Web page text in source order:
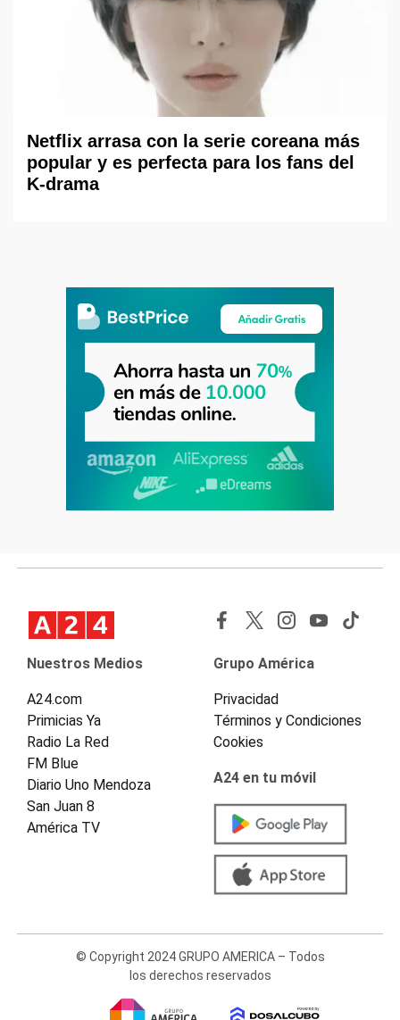
Netflix arrasa con la serie coreana más
popular y es perfecta para los fans del
K-drama
Nuestros Medios
A24.com
Primicias Ya
Radio La Red
FM Blue
Diario Uno Mendoza
San Juan 8
América TV
Grupo América
Privacidad
Términos y Condiciones
Cookies
A24 en tu móvil
© Copyright 2024 GRUPO AMERICA – Todos
los derechos reservados